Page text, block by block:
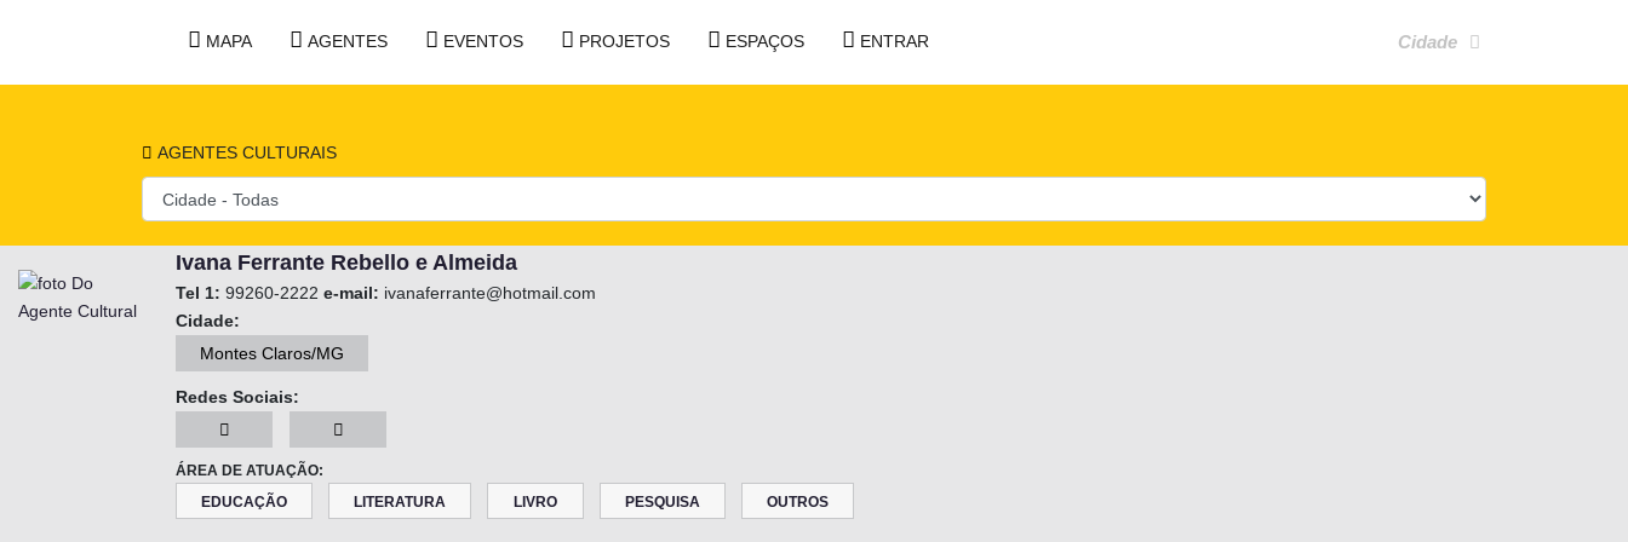
Cidade
MAPA AGENTES EVENTOS PROJETOS ESPAÇOS ENTRAR
AGENTES CULTURAIS
Ivana Ferrante Rebello e Almeida
Tel 1: 99260-2222 e-mail: ivanaferrante@hotmail.com
Cidade:
Montes Claros/MG
Redes Sociais:
ÁREA DE ATUAÇÃO:
EDUCAÇÃO
LITERATURA LIVRO PESQUISA OUTROS